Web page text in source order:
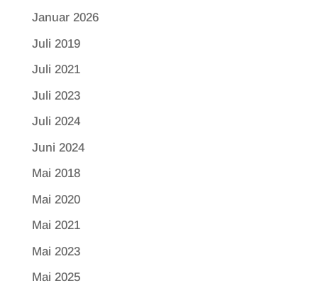
Januar 2026
Juli 2019
Juli 2021
Juli 2023
Juli 2024
Juni 2024
Mai 2018
Mai 2020
Mai 2021
Mai 2023
Mai 2025